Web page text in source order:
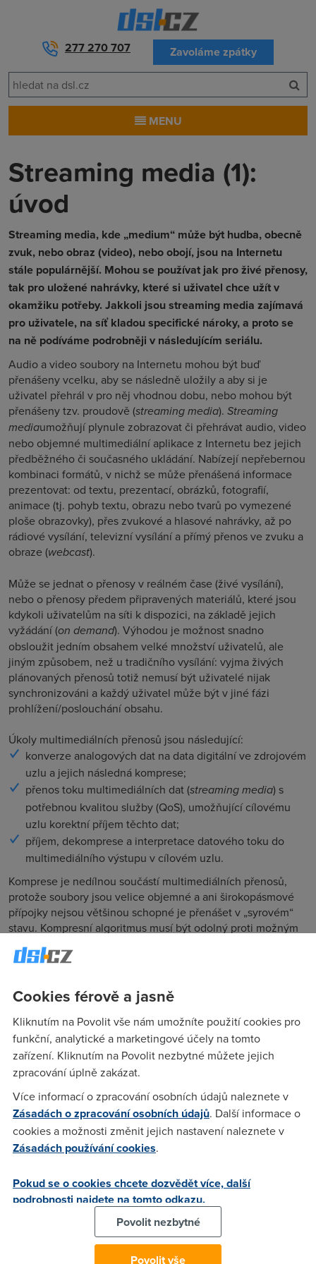
277 270 707 Zavoláme zpátky
MENU
Streaming media (1):
úvod
Streaming media, kde „medium“ může být hudba, obecně
zvuk, nebo obraz (video), nebo obojí, jsou na Internetu
stále populárnější. Mohou se používat jak pro živé přenosy,
tak pro uložené nahrávky, které si uživatel chce užít v
okamžiku potřeby. Jakkoli jsou streaming media zajímavá
pro uživatele, na síť kladou specifické nároky, a proto se
na ně podíváme podrobněji v následujícím seriálu.
Audio a video soubory na Internetu mohou být buď
přenášeny vcelku, aby se následně uložily a aby si je
uživatel přehrál v pro něj vhodnou dobu, nebo mohou být
přenášeny tzv. proudově (streaming media). Streaming
mediaumožňují plynule zobrazovat či přehrávat audio, video
nebo objemné multimediální aplikace z Internetu bez jejich
předběžného či současného ukládání. Nabízejí nepřebernou
kombinaci formátů, v nichž se může přenášená informace
prezentovat: od textu, prezentací, obrázků, fotografií,
animace (tj. pohyb textu, obrazu nebo tvarů po vymezené
ploše obrazovky), přes zvukové a hlasové nahrávky, až po
rádiové vysílání, televizní vysílání a přímý přenos ve zvuku a
obraze (webcast).
Může se jednat o přenosy v reálném čase (živé vysílání),
nebo o přenosy předem připravených materiálů, které jsou
kdykoli uživatelům na síti k dispozici, na základě jejich
vyžádání (on demand). Výhodou je možnost snadno
obsloužit jedním obsahem velké množství uživatelů, ale
jiným způsobem, než u tradičního vysílání: vyjma živých
plánovaných přenosů totiž nemusí být uživatelé nijak
synchronizováni a každý uživatel může být v jiné fázi
prohlížení/poslouchání obsahu.
Úkoly multimediálních přenosů jsou následující:
konverze analogových dat na data digitální ve zdrojovém
uzlu a jejich následná komprese;
přenos toku multimediálních dat (streaming media) s
potřebnou kvalitou služby (QoS), umožňující cílovému
uzlu korektní příjem těchto dat;
příjem, dekomprese a interpretace datového toku do
multimediálního výstupu v cílovém uzlu.
Komprese je nedílnou součástí multimediálních přenosů,
protože soubory jsou velice objemné a ani širokopásmové
přípojky nejsou většinou schopné je přenášet v „syrovém“
stavu. Kompresní algoritmus musí být odolný proti možným
ztrátám některých paketů z datového proudu a nesmí být
závislý na příjmu předchozího ani následného paketu.
tolerance k možným ztrátám dat. Metody používající
kompresní a dekompresní algoritmy se nazývají kodeky
codec,co mpressing –decompressing). Pozn.: kodek se
také používá pro označení mechanizmu
kódování/dekódování ( coding –decoding).
vyžádání, než živých přenosů, protože u multimediálních
přenosů probíhajících v reálném čase musí v reálném čase
proběhnout komprese, vlastní přenos a na straně klienta i
dekomprese.
Aby bylo možné využívat multimediální informace mezi
výpočetními systémy s různými platformami operačních
systémů, byla vyvinuta řada specifikací pro vytvoření,
ukládání a přenos multimediálních dat. V souladu s
použitými normami vzniká z multimediální informace datový
Cookies férově a jasně
Kliknutím na Povolit vše nám umožníte použití cookies pro
funkční, analytické a marketingové účely na tomto
zařízení. Kliknutím na Povolit nezbytné můžete jejich
zpracování úplně zakázat.
Více informací o zpracování osobních údajů naleznete v
Zásadách o zpracování osobních údajů. Další informace o
cookies a možnosti změnit jejich nastavení naleznete v
Zásadách používání cookies.
Pokud se o cookies chcete dozvědět více, další
podrobnosti najdete na tomto odkazu.
Povolit nezbytné
Povolit vše